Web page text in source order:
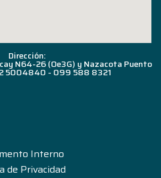
Dirección:
N64-26 (Oe3G) y Nazacota Puento
5004840 - 099 588 8321
Interno
de Privacidad